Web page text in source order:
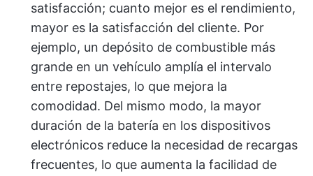
satisfacción; cuanto mejor es el rendimiento,
mayor es la satisfacción del cliente. Por
ejemplo, un depósito de combustible más
grande en un vehículo amplía el intervalo
entre repostajes, lo que mejora la
comodidad. Del mismo modo, la mayor
duración de la batería en los dispositivos
electrónicos reduce la necesidad de recargas
frecuentes, lo que aumenta la facilidad de